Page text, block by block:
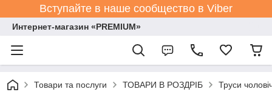
Вступайте в наше сообщество в Viber
Интернет-магазин «PREMIUM»
Товари та послуги ТОВАРИ В РОЗДРІБ Труси